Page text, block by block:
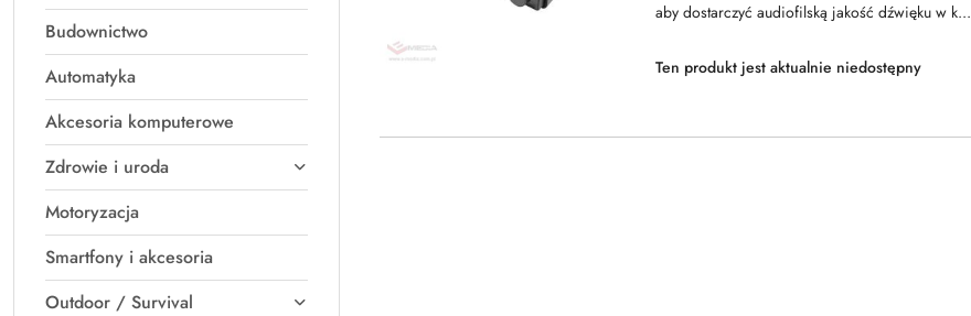
Budownictwo
Automatyka
Akcesoria komputerowe
Zdrowie i uroda
Motoryzacja
Smartfony i akcesoria
Outdoor / Survival
aby dostarczyć audiofilską jakość dźwięku w k...
Ten produkt jest aktualnie niedostępny